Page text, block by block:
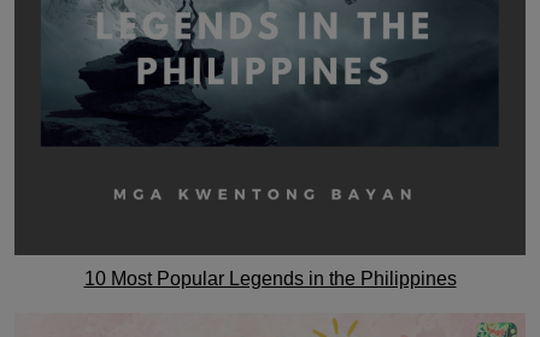
10 Most Popular Legends in the Philippines